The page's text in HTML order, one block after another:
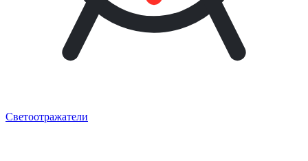
Светоотражатели